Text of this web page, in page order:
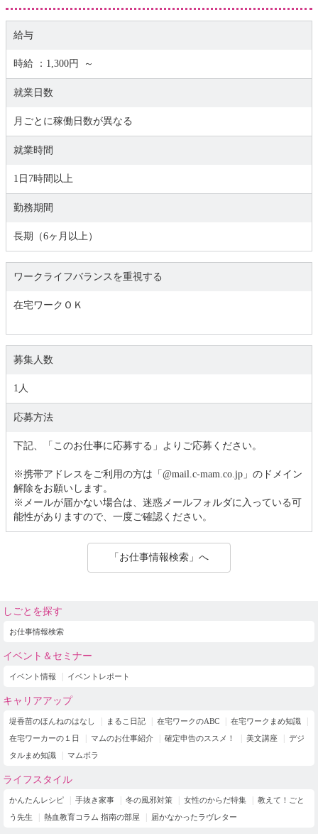
給与
時給 ：1,300円 ～
就業日数
月ごとに稼働日数が異なる
就業時間
1日7時間以上
勤務期間
長期（6ヶ月以上）
ワークライフバランスを重視する
在宅ワークＯＫ
募集人数
1人
応募方法
下記、「このお仕事に応募する」よりご応募ください。
※携帯アドレスをご利用の方は「@mail.c-mam.co.jp」のドメイン
解除をお願いします。
※メールが届かない場合は、迷惑メールフォルダに入っている可
能性がありますので、一度ご確認ください。
「お仕事情報検索」へ
しごとを探す
お仕事情報検索
イベント＆セミナー
イベント情報 イベントレポート
キャリアアップ
堤香苗のほんねのはなし まるこ日記 在宅ワークのABC
在宅ワークまめ知識
在宅ワーカーの１日
マムのお仕事紹介 確定申告のススメ！ 美文講座
デジ
タルまめ知識
マムボラ
ライフスタイル
かんたんレシピ 手抜き家事 冬の風邪対策 女性のからだ特集
教えて！ごと
う先生
熱血教育コラム 指南の部屋 届かなかったラヴレター